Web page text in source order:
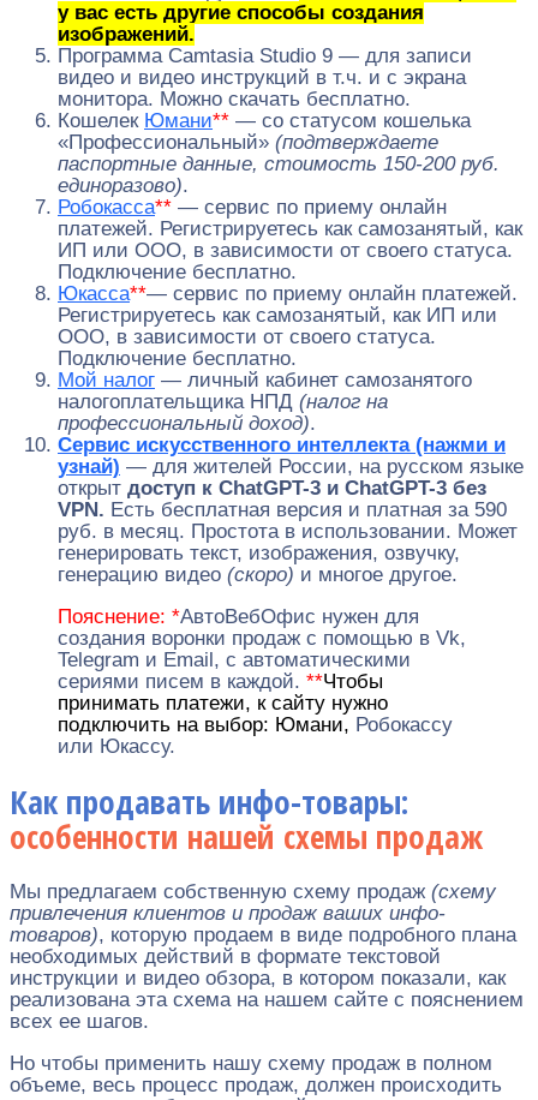
у вас есть другие способы создания
изображений.
Программа Camtasia Studio 9 — для записи
видео и видео инструкций в т.ч. и с экрана
монитора. Можно скачать бесплатно.
Кошелек Юмани** — со статусом кошелька
«Профессиональный» (подтверждаете
паспортные данные, стоимость 150-200 руб.
единоразово).
Робокасса** — сервис по приему онлайн
платежей. Регистрируетесь как самозанятый, как
ИП или ООО, в зависимости от своего статуса.
Подключение бесплатно.
Юкасса**— сервис по приему онлайн платежей.
Регистрируетесь как самозанятый, как ИП или
ООО, в зависимости от своего статуса.
Подключение бесплатно.
Мой налог — личный кабинет самозанятого
налогоплательщика НПД (налог на
профессиональный доход).
Сервис искусственного интеллекта (нажми и
узнай) — для жителей России, на русском языке
открыт доступ к ChatGPT-3 и ChatGPT-3 без
VPN. Есть бесплатная версия и платная за 590
руб. в месяц. Простота в использовании. Может
генерировать текст, изображения, озвучку,
генерацию видео (скоро) и многое другое.
Пояснение: *АвтоВебОфис нужен для
создания воронки продаж с помощью в Vk,
Telegram и Email, с автоматическими
сериями писем в каждой. **Чтобы
принимать платежи, к сайту нужно
подключить на выбор: Юмани, Робокассу
или Юкассу.
Как продавать инфо-товары:
особенности нашей схемы продаж
Мы предлагаем собственную схему продаж (схему
привлечения клиентов и продаж ваших инфо-
товаров), которую продаем в виде подробного плана
необходимых действий в формате текстовой
инструкции и видео обзора, в котором показали, как
реализована эта схема на нашем сайте с пояснением
всех ее шагов.
Но чтобы применить нашу схему продаж в полном
объеме, весь процесс продаж, должен происходить